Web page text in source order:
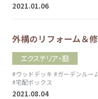
2021.01.06
外構のリフォーム＆
エクステリア・庭
#ウッドデッキ #ガーデンルー
#宅配ボックス
2021.08.04